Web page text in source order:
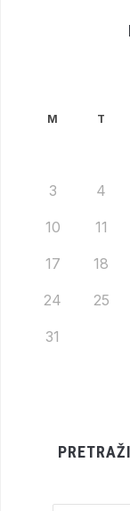
M T
3 4
10 11
17 18
24 25
31